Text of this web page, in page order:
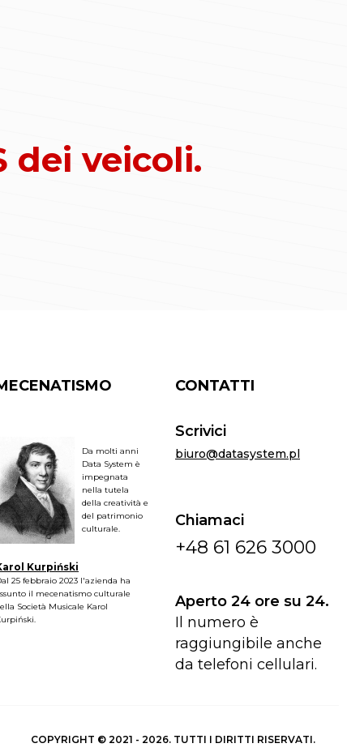
dei veicoli.
Da molti anni
Data System è
impegnata
nella tutela
della creatività e
del patrimonio
culturale.
Kurpiński
25 febbraio 2023 l'azienda ha
il mecenatismo culturale
Società Musicale Karol
CONTATTI
Scrivici
biuro@datasystem.pl
Chiamaci
+48 61 626 3000
Aperto 24 ore su 24.
Il numero è
raggiungibile anche
da telefoni cellulari.
COPYRIGHT © 2021 - 2026. TUTTI I DIRITTI RISERVATI.